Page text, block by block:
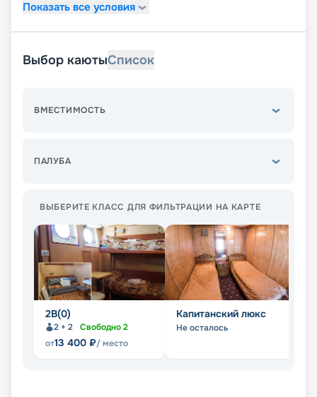
Показать все условия
Выбор каютыСписок
ВМЕСТИМОСТЬ
ПАЛУБА
ВЫБЕРИТЕ КЛАСС ДЛЯ ФИЛЬТРАЦИИ НА КАРТЕ
2В(0)
2 + 2 Свободно2
от13 400 ₽/ место
Капитанский люкс
Не осталось